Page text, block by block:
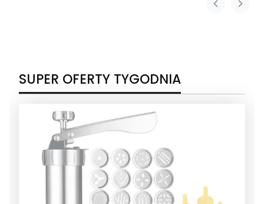
SUPER OFERTY TYGODNIA